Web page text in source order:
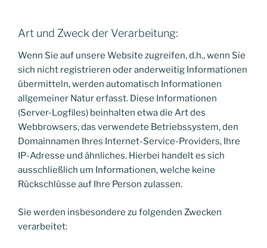
Art und Zweck der Verarbeitung:
Wenn Sie auf unsere Website zugreifen, d.h., wenn Sie
sich nicht registrieren oder anderweitig Informationen
übermitteln, werden automatisch Informationen
allgemeiner Natur erfasst. Diese Informationen
(Server-Logfiles) beinhalten etwa die Art des
Webbrowsers, das verwendete Betriebssystem, den
Domainnamen Ihres Internet-Service-Providers, Ihre
IP-Adresse und ähnliches. Hierbei handelt es sich
ausschließlich um Informationen, welche keine
Rückschlüsse auf Ihre Person zulassen.
Sie werden insbesondere zu folgenden Zwecken
verarbeitet: